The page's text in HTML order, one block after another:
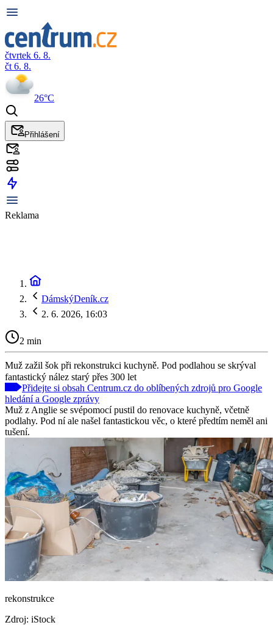
čtvrtek 6. 8.
čt 6. 8.
26°C
Přihlášení
Reklama
DámskýDeník.cz
2. 6. 2026, 16:03
2 min
Muž zažil šok při rekonstrukci kuchyně. Pod podlahou se skrýval
fantastický nález starý přes 300 let
Přidejte si obsah Centrum.cz do oblíbených zdrojů pro Google
hledání a Google zprávy
Muž z Anglie se svépomocí pustil do renovace kuchyně, včetně
podlahy. Pod ní ale našel fantastickou věc, o které předtím neměl ani
tušení.
rekonstrukce
Zdroj: iStock